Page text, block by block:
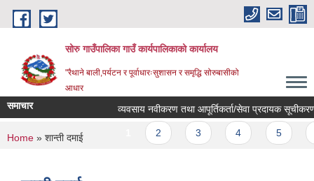
Skip to main content
सोरु गाउँपालिका गाउँ कार्यपालिकाको कार्यालय
"रैथाने बाली,पर्यटन र पूर्वाधारःसुशासन र समृद्धि सोरुबासीको
आधार
समाचार व्यवसाय नवीकरण तथा आपूर्तिकर्ता/सेवा प्रदायक
Pages
You are here
Home » शान्ती दमाई